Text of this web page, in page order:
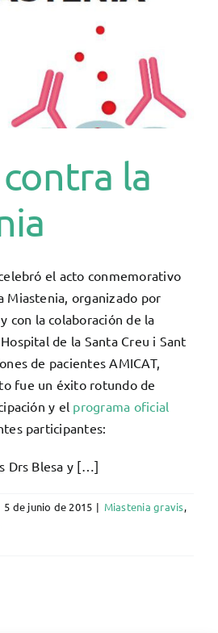
la
el acto conmemorativo
Miastenia, organizado por
con la colaboración de la
de la Santa Creu i Sant
de pacientes AMICAT,
fue un éxito rotundo de
y el programa oficial
participantes:
Drs Blesa y […]
5 de junio de 2015 | Miastenia gravis,